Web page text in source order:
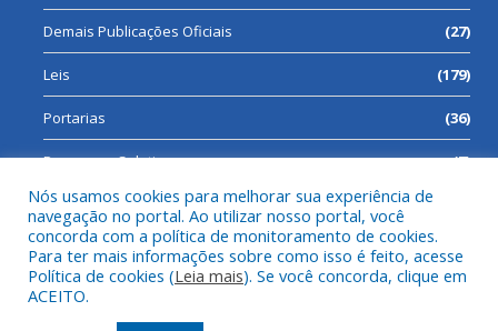
Demais Publicações Oficiais (27)
Leis (179)
Portarias (36)
Processos Seletivos (7)
Todos os direitos reservados a Prefeitura Municipal de Cumaru
do Norte.
Nós usamos cookies para melhorar sua experiência de
navegação no portal. Ao utilizar nosso portal, você
concorda com a política de monitoramento de cookies.
Para ter mais informações sobre como isso é feito, acesse
Política de cookies (Leia mais). Se você concorda, clique em
ACEITO.